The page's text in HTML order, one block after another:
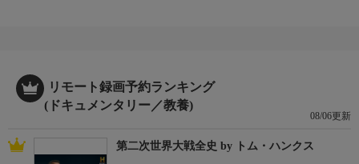
リモート録画予約ランキング
(ドキュメンタリー／教養)
08/06更新
第二次世界大戦全史 by トム・ハンクス